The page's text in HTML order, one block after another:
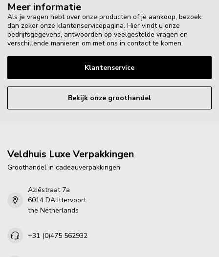
Meer informatie
Als je vragen hebt over onze producten of je aankoop, bezoek
dan zeker onze klantenservicepagina. Hier vindt u onze
bedrijfsgegevens, antwoorden op veelgestelde vragen en
verschillende manieren om met ons in contact te komen.
Klantenservice
Bekijk onze groothandel
Veldhuis Luxe Verpakkingen
Groothandel in cadeauverpakkingen
Aziëstraat 7a
6014 DA Ittervoort
the Netherlands
+31 (0)475 562932